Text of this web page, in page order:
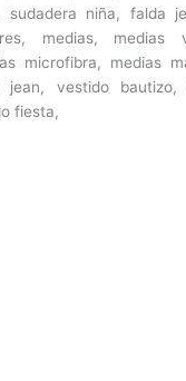
sudadera niña, falda
medias, medias
microfibra, medias
jean, vestido bautizo,
fiesta,